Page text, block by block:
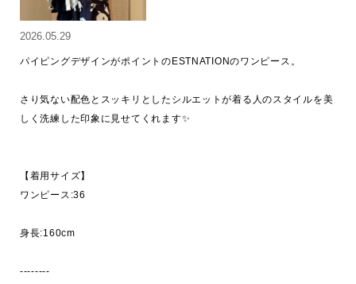
2026.05.29
パイピングデザインがポイントのESTNATIONのワンピース。
さり気ない配色とスッキリとしたシルエットが着る人のスタイルを美
しく洗練した印象に見せてくれます✨
【着用サイズ】
ワンピース:36
身長:160cm
--------